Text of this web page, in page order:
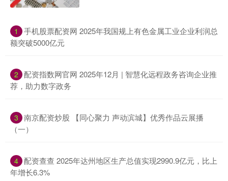
1
​手机股票配资网 2025年我国规上有色金属工业企业利润总
额突破5000亿元
2 ​配资指数网官网 2025年12月 | 智慧化远程政务咨询企业推
荐，助力数字政务
3 ​南京配资炒股 【同心聚力 声动滨城】优秀作品云展播
（一）
4 ​配资查查 2025年达州地区生产总值实现2990.9亿元，比上
年增长6.3%